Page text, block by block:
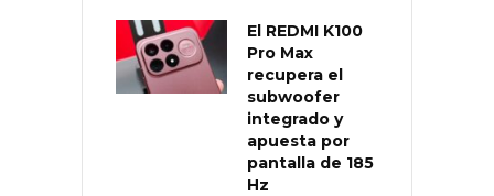
El REDMI K100
Pro Max
recupera el
subwoofer
integrado y
apuesta por
pantalla de 185
Hz